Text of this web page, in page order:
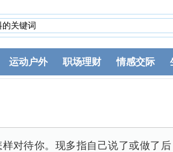
运动户外 职场理财 情感交际
对待你。现多指自己说了或做了